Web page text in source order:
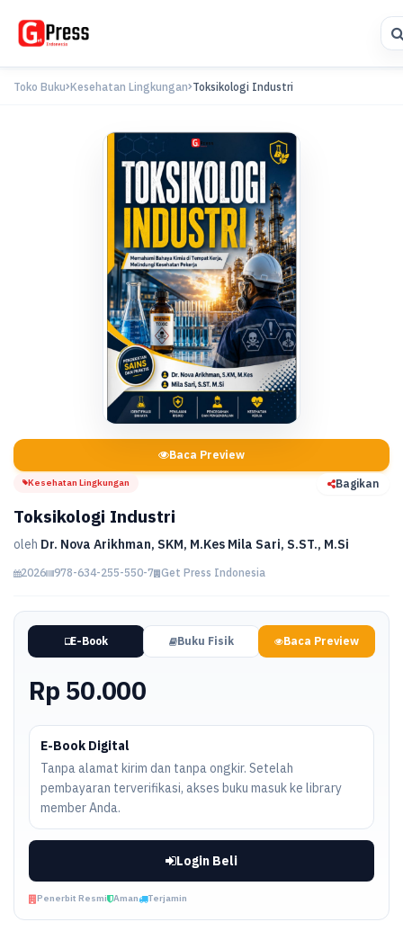
Toko Buku Kesehatan Lingkungan Toksikologi Industri
Baca Preview
Kesehatan Lingkungan Bagikan
Toksikologi Industri
oleh Dr. Nova Arikhman, SKM, M.Kes Mila Sari, S.ST., M.Si
2026 978-634-255-550-7 Get Press Indonesia
E-Book Buku Fisik Baca Preview
Rp 50.000
E-Book Digital
Tanpa alamat kirim dan tanpa ongkir. Setelah
pembayaran terverifikasi, akses buku masuk ke library
member Anda.
Login Beli
Penerbit Resmi Aman Terjamin